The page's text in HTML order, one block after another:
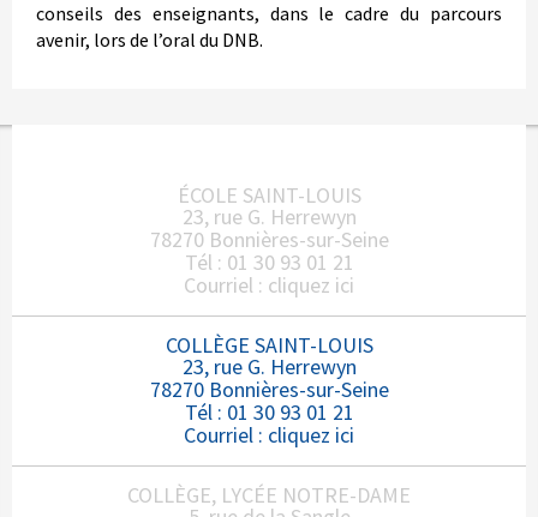
conseils des enseignants, dans le cadre du parcours
avenir, lors de l’oral du DNB.
ÉCOLE SAINT-LOUIS
23, rue G. Herrewyn
78270 Bonnières-sur-Seine
Tél : 01 30 93 01 21
Courriel : cliquez ici
COLLÈGE SAINT-LOUIS
23, rue G. Herrewyn
78270 Bonnières-sur-Seine
Tél : 01 30 93 01 21
Courriel : cliquez ici
COLLÈGE, LYCÉE NOTRE-DAME